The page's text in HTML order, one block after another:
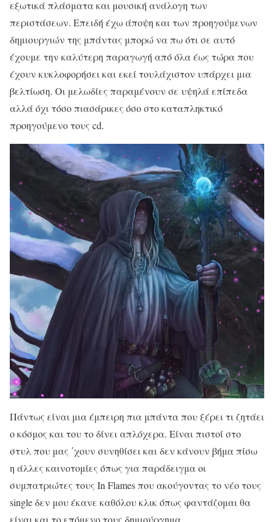
εξωτικά πλάσματα και μουσική ανάλογη των
περιστάσεων. Επειδή έχω άποψη και των προηγούμενων
δημιουργιών της μπάντας μπορώ να πω ότι σε αυτό
έχουμε την καλύτερη παραγωγή από όλα έως τώρα που
έχουν κυκλοφορήσει και εκεί τουλάχιστον υπάρχει μια
βελτίωση. Οι μελωδίες παραμένουν σε υψηλά επίπεδα
αλλά όχι τόσο πιασάρικες όσο στο καταπληκτικό
προηγούμενο τους cd.
Πάντως είναι μια έμπειρη πια μπάντα που ξέρει τι ζητάει
ο κόσμος και του το δίνει απλόχερα. Είναι πιστοί στο
στυλ που μας ΄χουν συνηθίσει και δεν κάνουν βήμα πίσω
η άλλες καινοτομίες όπως για παράδειγμα οι
συμπατριώτες τους In Flames που ακούγοντας το νέο τους
single δεν μου έκανε καθόλου κλικ όπως φαντάζομαι θα
είναι και το επόμενο τους δημιούργημα.